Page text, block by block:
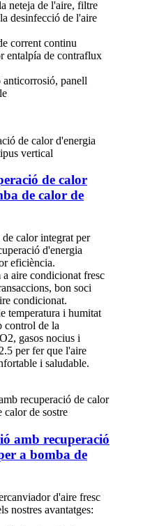
neteja de l'aire, filtre
desinfecció de l'aire
corrent continu
entalpía de contraflux
anticorrosió, panell
de calor
de calor de
de calor integrat per
d'energia
eficiència.
aire condicionat fresc
bon soci
condicionat.
temperatura i humitat
control de la
gasos nocius i
per fer que l'aire
i saludable.
amb recuperació
a bomba de
d'aire fresc
nostres avantatges: